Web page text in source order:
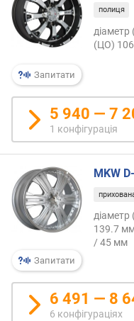
а
м
и
а
д
а
т
о
ю
д
о
д
а
в
н
н
Запитати
полиця
діаметр
(ЦО)
5 940 — 7
1 конфігурація
Запитати
MKW
діаметр
139.7
/ 45 мм
6 491 — 8
6 конфігураціях